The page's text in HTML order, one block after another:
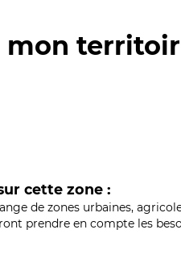
mon
cette zone :
de zones urbaines,
prendre en compte les